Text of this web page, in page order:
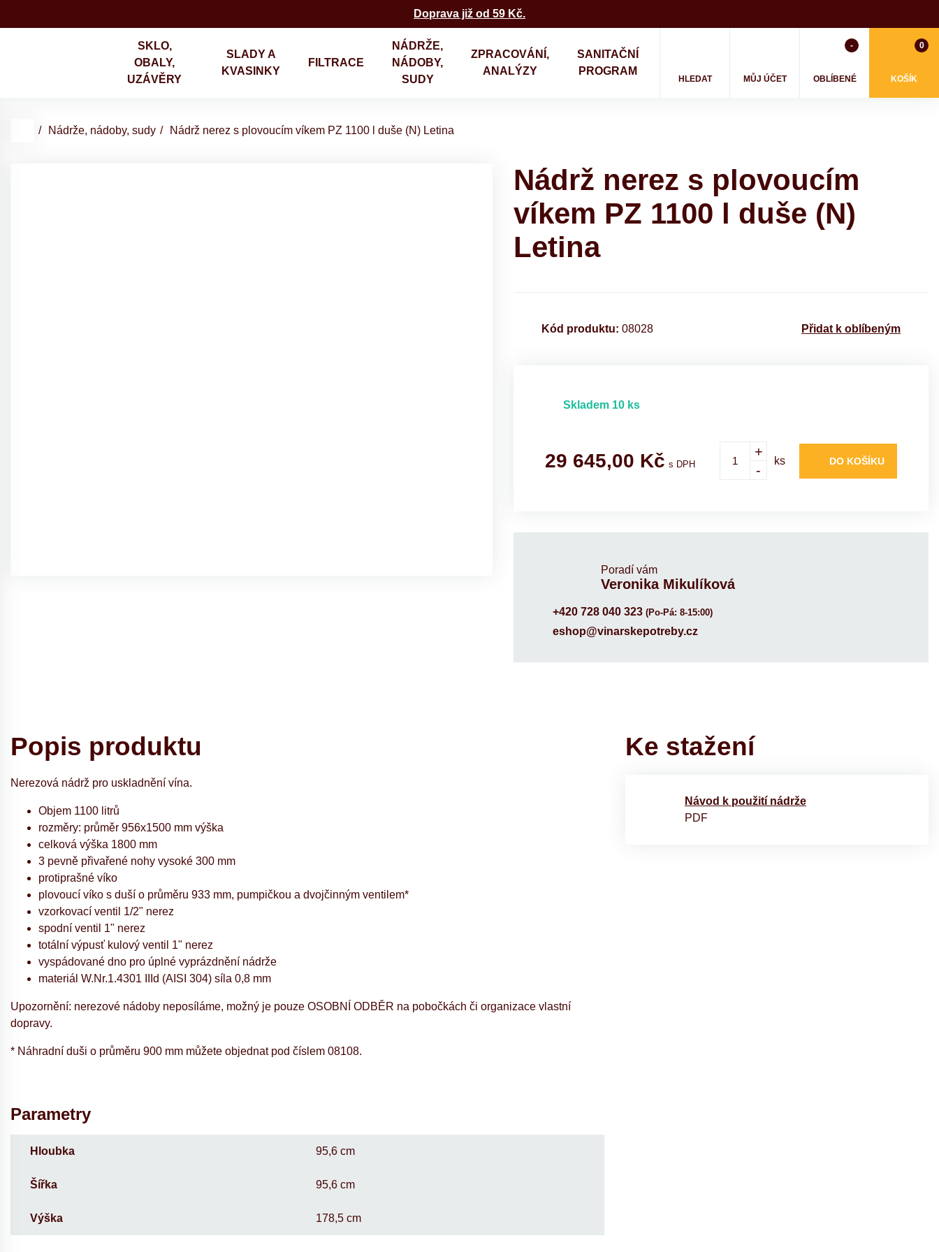
Doprava již od 59 Kč.
SKLO,
OBALY,
UZÁVĚRY
SLADY A
KVASINKY
FILTRACE
NÁDRŽE,
NÁDOBY,
SUDY
ZPRACOVÁNÍ,
ANALÝZY
SANITAČNÍ
PROGRAM
HLEDAT MŮJ ÚČET OBLÍBENÉ
-
KOŠÍK
0
Nádrže, nádoby, sudy Nádrž nerez s plovoucím víkem PZ 1100 l duše (N) Letina
Nádrž nerez s plovoucím
víkem PZ 1100 l duše (N)
Letina
Kód produktu: 08028 Přidat k oblíbeným
Skladem 10 ks
29 645,00 Kč s DPH
+
-
ks DO KOŠÍKU
Poradí vám
Veronika Mikulíková
+420 728 040 323 (Po-Pá: 8-15:00)
eshop@vinarskepotreby.cz
Popis produktu
Nerezová nádrž pro uskladnění vína.
Objem 1100 litrů
rozměry: průměr 956x1500 mm výška
celková výška 1800 mm
3 pevně přivařené nohy vysoké 300 mm
protiprašné víko
plovoucí víko s duší o průměru 933 mm, pumpičkou a dvojčinným ventilem*
vzorkovací ventil 1/2" nerez
spodní ventil 1" nerez
totální výpusť kulový ventil 1" nerez
vyspádované dno pro úplné vyprázdnění nádrže
materiál W.Nr.1.4301 IIId (AISI 304) síla 0,8 mm
Upozornění: nerezové nádoby neposíláme, možný je pouze OSOBNÍ ODBĚR na pobočkách či organizace vlastní
dopravy.
* Náhradní duši o průměru 900 mm můžete objednat pod číslem 08108.
Parametry
Hloubka 95,6 cm
Šířka 95,6 cm
Výška 178,5 cm
Ke stažení
Návod k použití nádrže
PDF